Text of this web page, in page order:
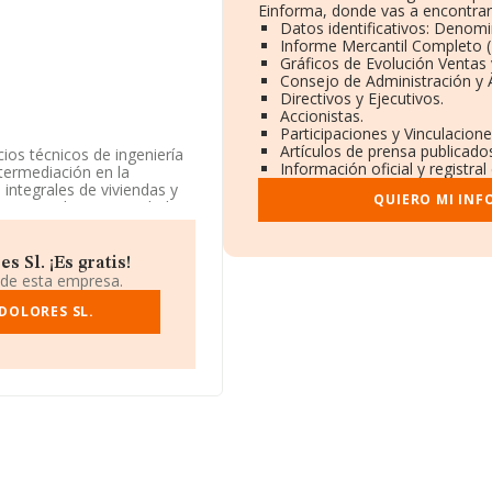
técnicos de ingeniería
en la
de viviendas y
alq. La sociedad
con código 'Servicios
situada en Camino
euros y la media entre
Sl. ¡Es gratis!
esta empresa.
SL.
Einforma, donde vas a
Datos identificativos:
Informe Mercantil Completo
Gráficos de Evolución Ventas
Consejo de Administración y
Directivos y Ejecutivos.
Accionistas.
Participaciones y
Artículos de prensa
Información oficial y
QUIERO MI